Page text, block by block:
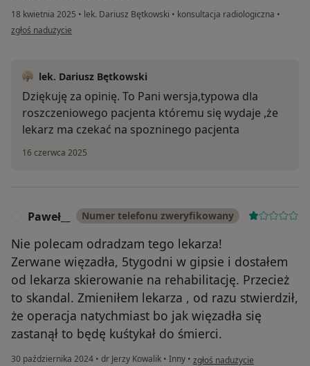
18 kwietnia 2025 • lek. Dariusz Bętkowski • konsultacja radiologiczna •
w opinii użytkownika Magda
zgłoś nadużycie
lek. Dariusz Bętkowski
Dziękuję za opinię. To Pani wersja,typowa dla
roszczeniowego pacjenta któremu się wydaje ,że
lekarz ma czekać na spozninego pacjenta
16 czerwca 2025
Paweł__ Numer telefonu zweryfikowany
Nie polecam odradzam tego lekarza!
Zerwane więzadła, 5tygodni w gipsie i dostałem
od lekarza skierowanie na rehabilitację. Przecież
to skandal. Zmieniłem lekarza , od razu stwierdził,
że operacja natychmiast bo jak więzadła się
zastanął to będę kuśtykał do śmierci.
30 października 2024 • dr Jerzy Kowalik • Inny • w opinii użytkownika Paweł__
zgłoś nadużycie